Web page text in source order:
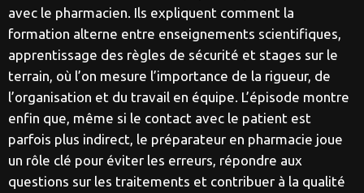
avec le pharmacien. Ils expliquent comment la
formation alterne entre enseignements scientifiques,
apprentissage des règles de sécurité et stages sur le
terrain, où l’on mesure l’importance de la rigueur, de
l’organisation et du travail en équipe. L’épisode montre
enfin que, même si le contact avec le patient est
parfois plus indirect, le préparateur en pharmacie joue
un rôle clé pour éviter les erreurs, répondre aux
questions sur les traitements et contribuer à la qualité